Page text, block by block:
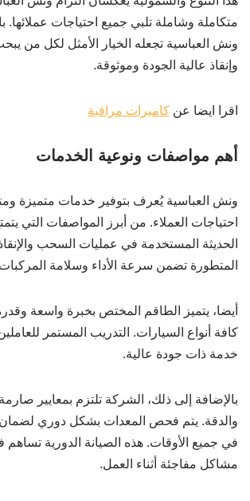
متكاملة وشاملة تلبي جميع احتياجات
ونش العباسية تجعله الخيار الأمثل لكل
وإنقاذ عالية الجودة وموثوقة.
اقرا ايضا عن كاميرات مراقبة
أهم مواصفات ونوعية الخدمات
ونش العباسية يُعرف بتوفير خدمات متميزة
احتياجات العملاء. من أبرز المواصفات التي
الحديثة المستخدمة في عمليات السحب
المتطورة تضمن سرعة الأداء وسلامة
أيضا، يتميز الطاقم المختص بخبرة واسعة
كافة أنواع السيارات. التدريب المستمر
خدمة ذات جودة عالية.
بالإضافة إلى ذلك، الشركة تلتزم بمعايير
والدقة. يتم فحص المعدات بشكل دوري لضمان
في جميع الأوقات. هذه الصيانة الدورية
مشاكل مفاجئة أثناء العمل.